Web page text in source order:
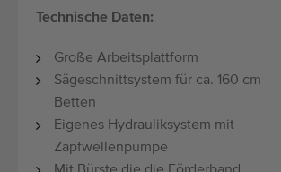
Technische Daten:
Große Arbeitsplattform
Sägeschnittsystem für ca. 160 cm
Betten
Eigenes Hydrauliksystem mit
Zapfwellenpumpe